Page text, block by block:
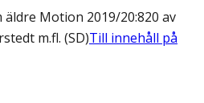
Motion 2019/20:820 av
m.fl. (SD)Till innehåll på